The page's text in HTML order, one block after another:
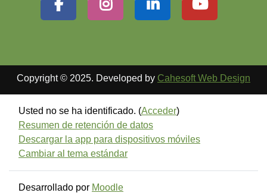
Copyright © 2025. Developed by Cahesoft Web Design
Usted no se ha identificado. (Acceder)
Resumen de retención de datos
Descargar la app para dispositivos móviles
Cambiar al tema estándar
Desarrollado por Moodle